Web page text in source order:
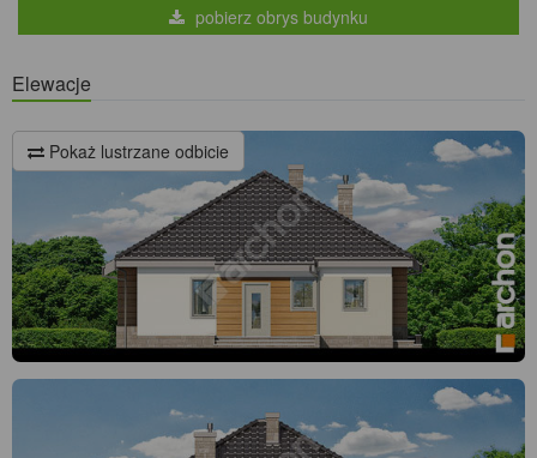
pobierz obrys budynku
Elewacje
Pokaż lustrzane odbicie